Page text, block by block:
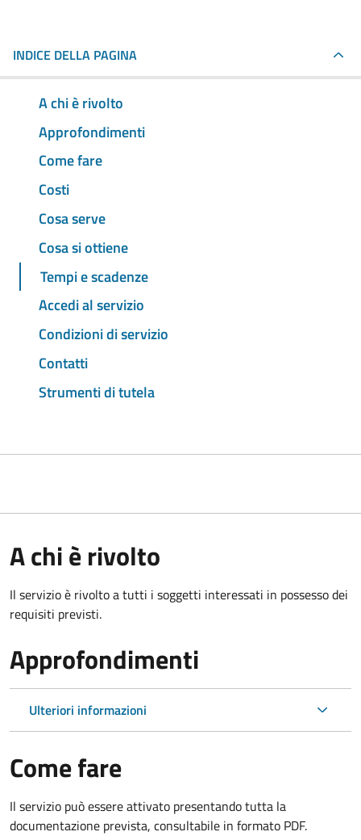
INDICE DELLA PAGINA
A chi è rivolto
Approfondimenti
Come fare
Costi
Cosa serve
Cosa si ottiene
Tempi e scadenze
Accedi al servizio
Condizioni di servizio
Contatti
Strumenti di tutela
A chi è rivolto
Il servizio è rivolto a tutti i soggetti interessati in possesso dei
requisiti previsti.
Approfondimenti
Ulteriori informazioni
Come fare
Il servizio può essere attivato presentando tutta la
documentazione prevista, consultabile in formato PDF.